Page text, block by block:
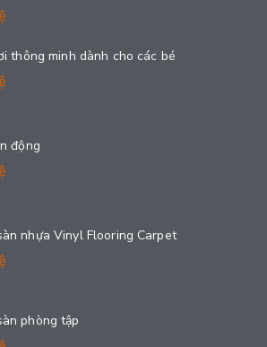
thông minh dành cho các bé
động
nhựa Vinyl Flooring Carpet
phòng tập